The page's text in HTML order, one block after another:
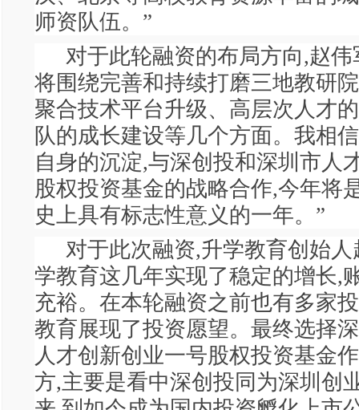
师资队伍。”
对于此轮融资的布局方向,赵
将围绕完善和持续打磨三地教研
聚合技术平台升级、高层次人才
队的成长建设等几个方面。我相
自身的沉淀,与深创投和深圳市人
股权投资基金的战略合作,今年将
史上具有标志性意义的一年。”
对于此次融资,升学教育创始
学教育这几年实现了稳定的增长,
充裕。在本轮融资之前也有多家
教育展现了投资愿望。最终选择
人才创新创业一号股权投资基金
方,主要是看中深创投同为深圳创